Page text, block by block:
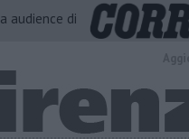
audience di